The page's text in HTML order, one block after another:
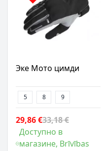
Эке Мото цимди
5 8 9
29,86 €33,18 €
Доступно в
магазине, Brīvības